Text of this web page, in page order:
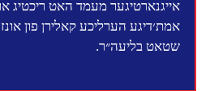
אייגנארטיגער מעמד האט ריכטיג
אמת׳דיגע הערליכע קאלירן פון
שטאט בליעה״ר.